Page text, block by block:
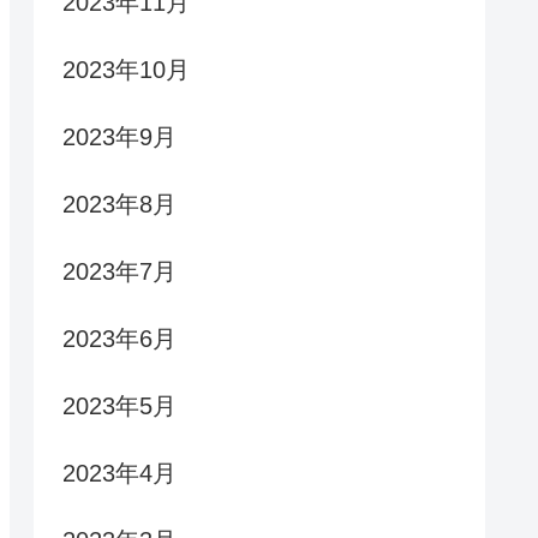
2023年10月
2023年9月
2023年8月
2023年7月
2023年6月
2023年5月
2023年4月